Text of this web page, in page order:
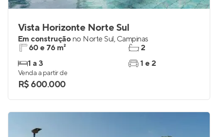
Vista Horizonte Norte Sul
Em construçãono Norte Sul, Campinas
60 e 76 m²
1 a 3
2
1 e 2
Venda a partir de
R$ 600.000